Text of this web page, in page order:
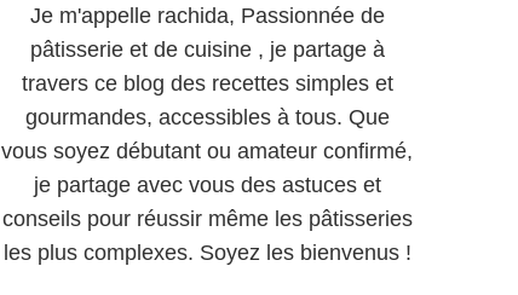
Je m'appelle rachida, Passionnée de
pâtisserie et de cuisine , je partage à
travers ce blog des recettes simples et
gourmandes, accessibles à tous. Que
vous soyez débutant ou amateur confirmé,
je partage avec vous des astuces et
conseils pour réussir même les pâtisseries
les plus complexes. Soyez les bienvenus !